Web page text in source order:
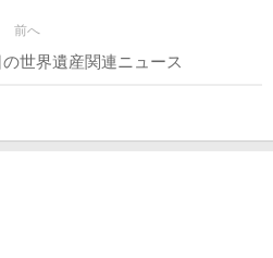
前へ
世界遺産関連ニュース